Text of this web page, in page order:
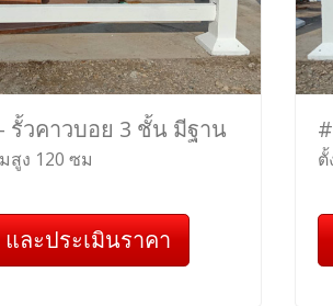
รั้วคาวบอย 3 ชั้น มีฐาน
สูง 120 ซม
ละประเมินราคา